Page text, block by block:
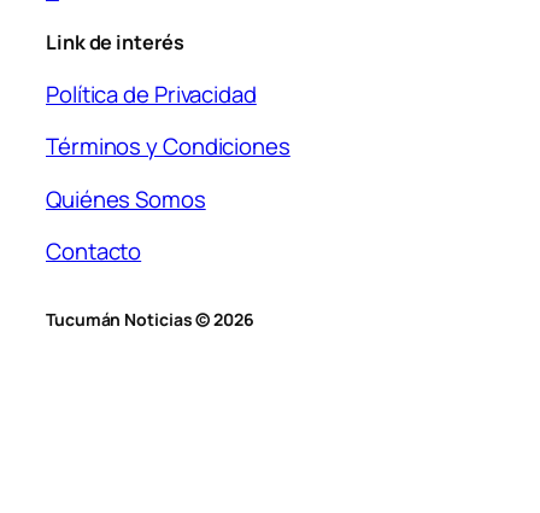
Link de interés
Política de Privacidad
Términos y Condiciones
Quiénes Somos
Contacto
Tucumán Noticias © 2026